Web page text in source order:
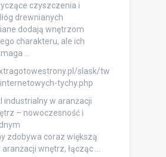
czyszczenia i
drewnianych
dodają wnętrzom
charakteru, ale ich
…
slask/tw
tychy.php
industrialny w aranżacji
– nowoczesność i
zdobywa coraz większą
wnętrz, łącząc …